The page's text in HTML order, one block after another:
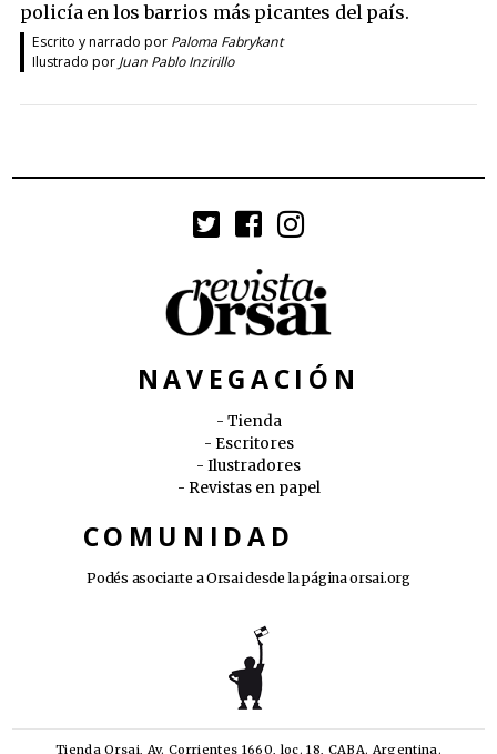
policía en los barrios más picantes del país.
Escrito y narrado por Paloma Fabrykant
Ilustrado por Juan Pablo Inzirillo
NAVEGACIÓN
Tienda
Escritores
Ilustradores
Revistas en papel
COMUNIDAD
Podés asociarte a Orsai desde la páginaorsai.org
Tienda Orsai, Av. Corrientes 1660, loc. 18, CABA. Argentina.